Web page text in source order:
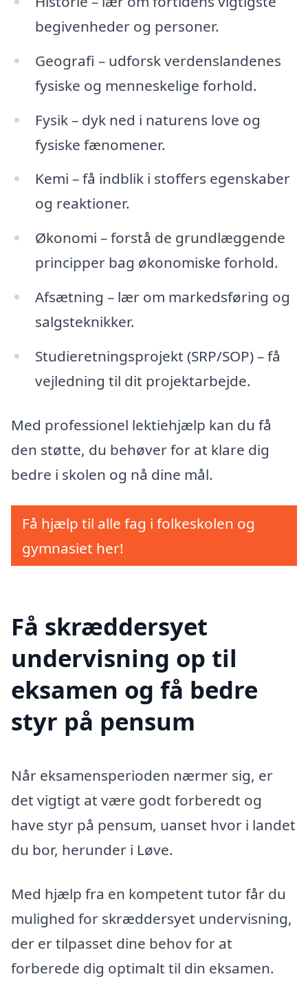
begivenheder og personer.
Geografi – udforsk verdenslandenes
fysiske og menneskelige forhold.
Fysik – dyk ned i naturens love og
fysiske fænomener.
Kemi – få indblik i stoffers egenskaber
og reaktioner.
Økonomi – forstå de grundlæggende
principper bag økonomiske forhold.
Afsætning – lær om markedsføring og
salgsteknikker.
Studieretningsprojekt (SRP/SOP) – få
vejledning til dit projektarbejde.
Med professionel lektiehjælp kan du få
den støtte, du behøver for at klare dig
bedre i skolen og nå dine mål.
Få hjælp til alle fag i folkeskolen og
gymnasiet her!
Få skræddersyet
undervisning op til
eksamen og få bedre
styr på pensum
Når eksamensperioden nærmer sig, er
det vigtigt at være godt forberedt og
have styr på pensum, uanset hvor i landet
du bor, herunder i Løve.
Med hjælp fra en kompetent tutor får du
mulighed for skræddersyet undervisning,
der er tilpasset dine behov for at
forberede dig optimalt til din eksamen.